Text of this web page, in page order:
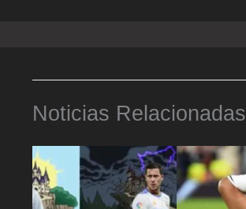
Noticias Relacionadas